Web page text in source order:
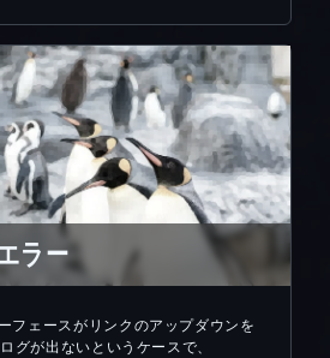
ラー
フェースがリンクのアップダウンを
グが出ないというケースで、